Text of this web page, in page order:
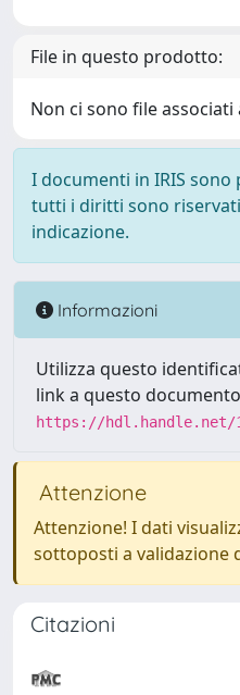
File in questo prodotto:
Non ci sono file
I documenti in IRIS
tutti i diritti sono
indicazione.
Informazioni
Utilizza questo
link a questo
https://hdl.handle.net/
Attenzione
Attenzione! I dati
sottoposti a validazione
Citazioni